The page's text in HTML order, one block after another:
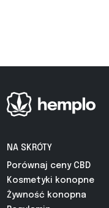
NA SKRÓTY
Porównaj ceny CBD
Kosmetyki konopne
Żywność konopna